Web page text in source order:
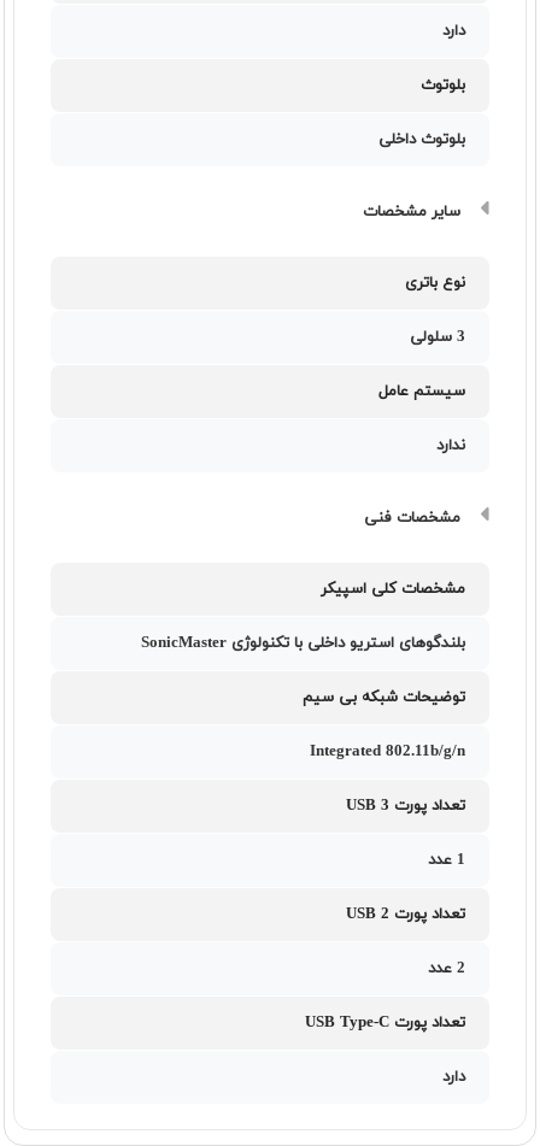
دارد
بلوتوث
بلوتوث داخلی
سایر مشخصات
نوع باتری
3 سلولی
سیستم عامل
ندارد
مشخصات فنی
مشخصات کلی اسپیکر
بلندگوهای استریو داخلی با تکنولوژی SonicMaster
توضیحات شبکه بی سیم
Integrated 802.11b/g/n
تعداد پورت USB 3
1 عدد
تعداد پورت USB 2
2 عدد
تعداد پورت USB Type-C
دارد